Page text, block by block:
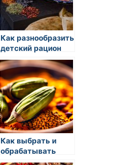
Как разнообразить
детский рацион
Как выбрать и
обрабатывать
продукты в